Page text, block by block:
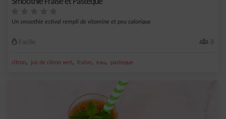
Un smoothie estival rempli de vitamine et peu calorique
Facile 8
citron, jus de citron vert, fraise, eau, pasteque